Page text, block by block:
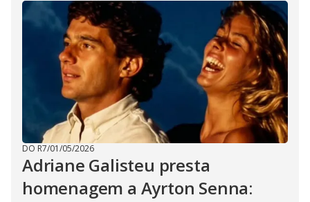
DO R7/01/05/2026
Adriane Galisteu presta
homenagem a Ayrton Senna: